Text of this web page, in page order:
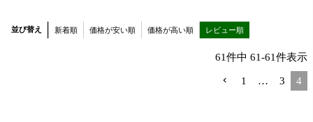
並び替え 新着順 価格が安い順 価格が高い順 レビュー順
61件中 61-61件表示
1 … 3 4